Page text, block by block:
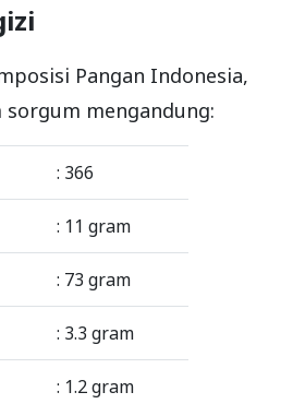
Pangan Indonesia,
sorgum mengandung:
: 366
: 11 gram
: 73 gram
: 3.3 gram
: 1.2 gram